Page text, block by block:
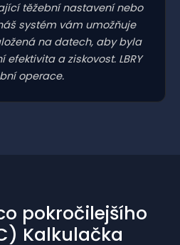
těžební nastavení nebo
systém vám umožňuje
na datech, aby byla
a ziskovost. LBRY
operace.
pokročilejšího
Kalkulačka